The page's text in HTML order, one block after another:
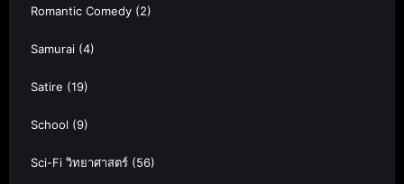
Romantic Comedy (2)
Samurai (4)
Satire (19)
School (9)
Sci-Fi วิทยาศาสตร์ (56)